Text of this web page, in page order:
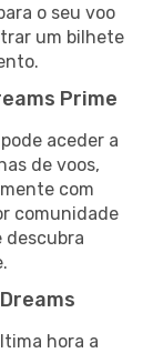
o seu voo
um bilhete
Prime
aceder a
de voos,
com
comunidade
descubra
hora a